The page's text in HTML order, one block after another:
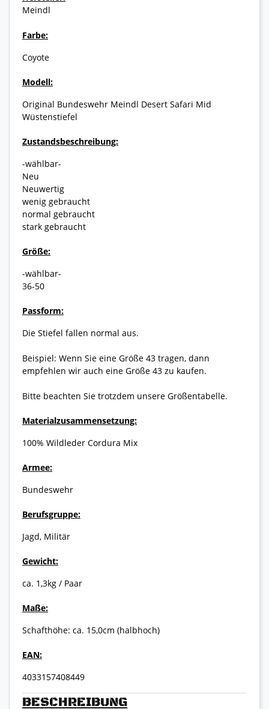
BESCHREIBUNG
Meindl
Farbe:
Coyote
Modell:
Original Bundeswehr Meindl Desert Safari Mid
Wüstenstiefel
Zustandsbeschreibung:
-wählbar-
Neu
Neuwertig
wenig gebraucht
normal gebraucht
stark gebraucht
Größe:
-wählbar-
36-50
Passform:
Die Stiefel fallen normal aus.
Beispiel: Wenn Sie eine Größe 43 tragen, dann
empfehlen wir auch eine Größe 43 zu kaufen.
Bitte beachten Sie trotzdem unsere Größentabelle.
Materialzusammensetzung:
100% Wildleder Cordura Mix
Armee:
Bundeswehr
Berufsgruppe:
Jagd, Militär
Gewicht:
ca. 1,3kg / Paar
Maße:
Schafthöhe: ca. 15,0cm (halbhoch)
EAN:
4033157408449